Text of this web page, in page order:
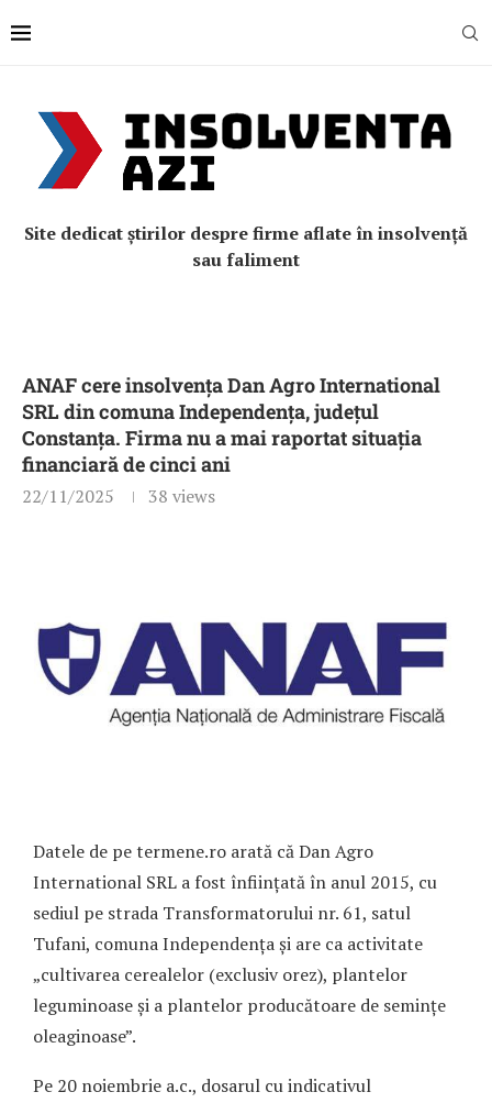
Site dedicat știrilor despre firme aflate în insolvență
sau faliment
ANAF cere insolvența Dan Agro International
SRL din comuna Independența, județul
Constanța. Firma nu a mai raportat situația
financiară de cinci ani
22/11/2025 38 views
Datele de pe termene.ro arată că Dan Agro
International SRL a fost înființată în anul 2015, cu
sediul pe strada Transformatorului nr. 61, satul
Tufani, comuna Independența și are ca activitate
„cultivarea cerealelor (exclusiv orez), plantelor
leguminoase și a plantelor producătoare de semințe
oleaginoase”.
Pe 20 noiembrie a.c., dosarul cu indicativul